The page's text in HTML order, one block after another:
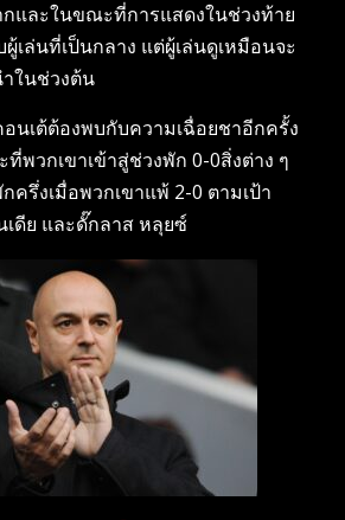
และในขณะที่การแสดงในช่วงท้าย
เล่นที่เป็นกลาง แต่ผู้เล่นดูเหมือนจะ
ในช่วงต้น
นเต้ต้องพบกับความเฉื่อยชาอีกครั้ง
พวกเขาเข้าสู่ช่วงพัก 0-0สิ่งต่าง ๆ
ครึ่งเมื่อพวกเขาแพ้ 2-0 ตามเป้า
เดีย และดั๊กลาส หลุยซ์